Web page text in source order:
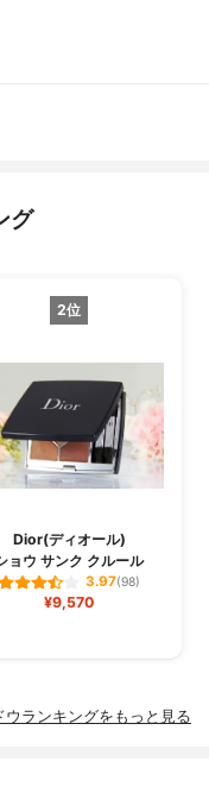
グ
2位
Dior(ディオール)
ョウ サンク クルール
3.97(98)
¥9,570
ウランキングをもっと見る